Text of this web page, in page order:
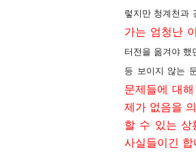
렇지만 청계천과
가는 엄청난
터전을 옮겨야 했
등 보이지 않는
문제들에 대
제가 없음을
할 수 있는 상
사실들이긴